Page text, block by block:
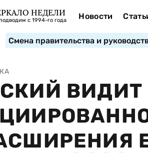
НЕДЕЛИ
с 1994-го года Новости
Смена правительства и
ВИДИТ